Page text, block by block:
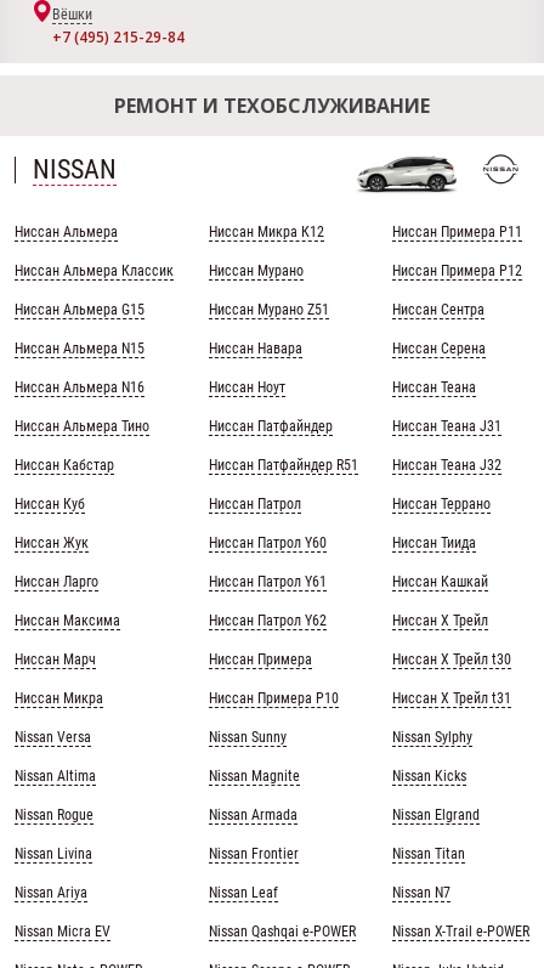
Вёшки
+7 (495) 215-29-84
РЕМОНТ И ТЕХОБСЛУЖИВАНИЕ
NISSAN
Ниссан Альмера
Ниссан Альмера Классик
Ниссан Альмера G15
Ниссан Альмера N15
Ниссан Альмера N16
Ниссан Альмера Тино
Ниссан Кабстар
Ниссан Куб
Ниссан Жук
Ниссан Ларго
Ниссан Максима
Ниссан Марч
Ниссан Микра
Nissan Versa
Nissan Altima
Nissan Rogue
Nissan Livina
Nissan Ariya
Nissan Micra EV
Ниссан Микра К12
Ниссан Мурано
Ниссан Мурано Z51
Ниссан Навара
Ниссан Ноут
Ниссан Патфайндер
Ниссан Патфайндер R51
Ниссан Патрол
Ниссан Патрол Y60
Ниссан Патрол Y61
Ниссан Патрол Y62
Ниссан Примера
Ниссан Примера Р10
Nissan Sunny
Nissan Magnite
Nissan Armada
Nissan Frontier
Nissan Leaf
Nissan Qashqai e-POWER
Ниссан Примера Р11
Ниссан Примера Р12
Ниссан Сентра
Ниссан Серена
Ниссан Теана
Ниссан Теана J31
Ниссан Теана J32
Ниссан Террано
Ниссан Тиида
Ниссан Кашкай
Ниссан Х Трейл
Ниссан Х Трейл t30
Ниссан Х Трейл t31
Nissan Sylphy
Nissan Kicks
Nissan Elgrand
Nissan Titan
Nissan N7
Nissan X-Trail e-POWER